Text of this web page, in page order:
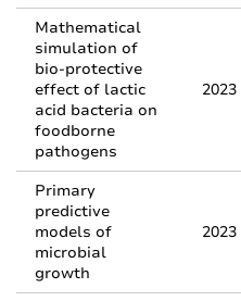
Mathematical
simulation of
bio-protective
effect of lactic
acid bacteria on
foodborne
pathogens
2023
Primary
predictive
models of
microbial
growth
2023